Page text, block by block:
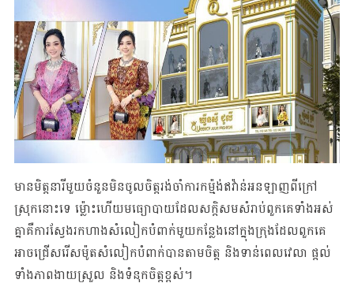
មានមិត្តនារីមួយចំនួនមិនចូលចិត្តរង់ចាំការកម្ម៉ង់ឥវ៉ាន់អនឡាញពីក្រៅ
ស្រុកនោះទេ ម្ល៉ោះហើយមធ្យោបាយដែលសក្តិសមសំរាប់ពួកគេទាំងអស់
គ្នាគឺការស្វែងរកហាងសំលៀកបំពាក់មួយកន្លែងនៅក្នុងក្រុងដែលពួកគេ
អាចជ្រើសរើសម៉ូតសំលៀកបំពាក់បានតាមចិត្ត និងទាន់ពេលវេលា ផ្តល់
ទាំងភាពងាយស្រួល និងទំនុកចិត្តខ្ពស់។